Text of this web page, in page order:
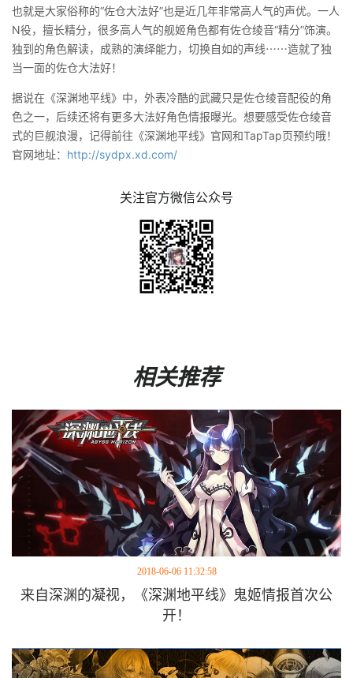
也就是大家俗称的“佐仓大法好”也是近几年非常高人气的声优。一人
N役，擅长精分，很多高人气的舰姬角色都有佐仓绫音“精分”饰演。
独到的角色解读，成熟的演绎能力，切换自如的声线⋯⋯造就了独
当一面的佐仓大法好！
据说在《深渊地平线》中，外表冷酷的武藏只是佐仓绫音配役的角
色之一，后续还将有更多大法好角色情报曝光。想要感受佐仓绫音
式的巨舰浪漫，记得前往《深渊地平线》官网和TapTap页预约哦！
官网地址： http://sydpx.xd.com/
关注官方微信公众号
相关推荐
2018-06-06 11:32:58
来自深渊的凝视，《深渊地平线》鬼姬情报首次公
开！